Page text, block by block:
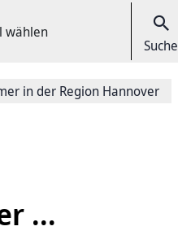
wählen
Suche
in der Region Hannover
...